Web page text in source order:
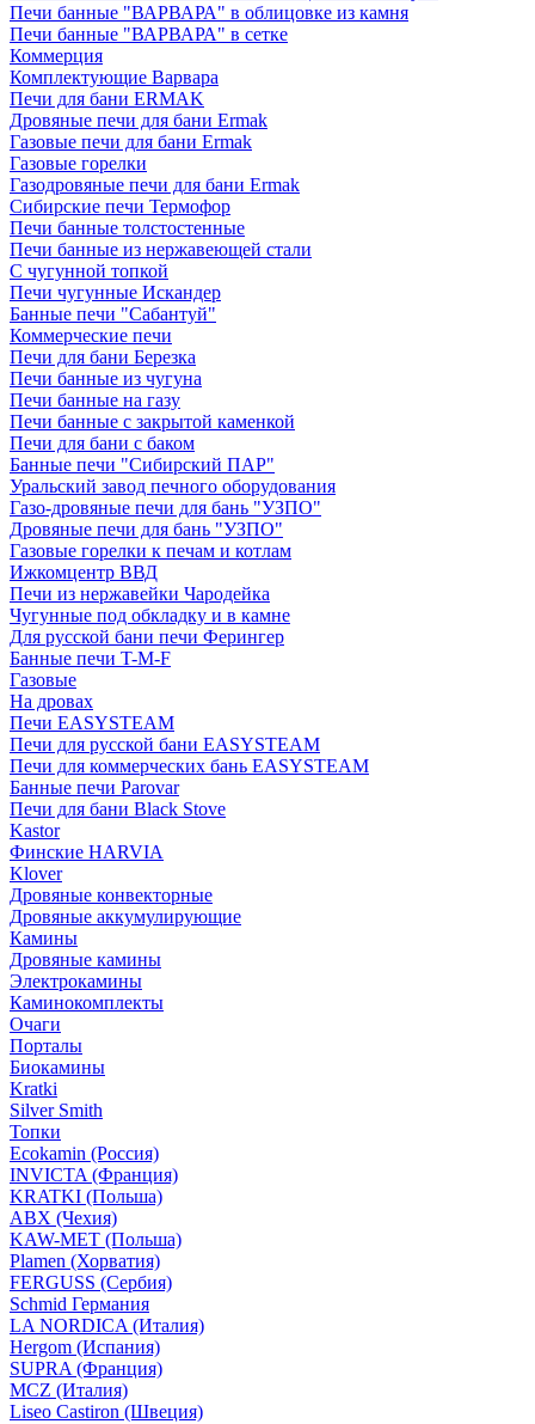
Печи банные "ВАРВАРА" в облицовке из камня
Печи банные "ВАРВАРА" в сетке
Коммерция
Комплектующие Варвара
Печи для бани ERMAK
Дровяные печи для бани Ermak
Газовые печи для бани Ermak
Газовые горелки
Газодровяные печи для бани Ermak
Сибирские печи Термофор
Печи банные толстостенные
Печи банные из нержавеющей стали
С чугунной топкой
Печи чугунные Искандер
Банные печи "Сабантуй"
Коммерческие печи
Печи для бани Березка
Печи банные из чугуна
Печи банные на газу
Печи банные с закрытой каменкой
Печи для бани с баком
Банные печи "Сибирский ПАР"
Уральский завод печного оборудования
Газо-дровяные печи для бань "УЗПО"
Дровяные печи для бань "УЗПО"
Газовые горелки к печам и котлам
Ижкомцентр ВВД
Печи из нержавейки Чародейка
Чугунные под обкладку и в камне
Для русской бани печи Ферингер
Банные печи T-M-F
Газовые
На дровах
Печи EASYSTEAM
Печи для русской бани EASYSTEAM
Печи для коммерческих бань EASYSTEAM
Банные печи Parovar
Печи для бани Black Stove
Kastor
Финские HARVIA
Klover
Дровяные конвекторные
Дровяные аккумулирующие
Камины
Дровяные камины
Электрокамины
Каминокомплекты
Очаги
Порталы
Биокамины
Kratki
Silver Smith
Топки
Ecokamin (Россия)
INVICTA (Франция)
KRATKI (Польша)
ABX (Чехия)
KAW-MET (Польша)
Plamen (Хорватия)
FERGUSS (Сербия)
Schmid Германия
LA NORDICA (Италия)
Hergom (Испания)
SUPRA (Франция)
MCZ (Италия)
Liseo Castiron (Швеция)